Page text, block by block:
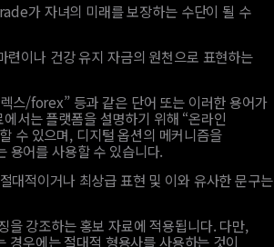
가 자녀의 미래를 보장하는 수단이 될 수
이나 건강 유지 자금의 원천으로 표현하는
스/forex” 등과 같은 단어 또는 이러한 용어가
서는 플랫폼을 설명하기 위해 “온라인
수 있으며, 디지털 옵션의 메커니즘을
어를 사용할 수 있습니다.
대적이거나 최상급 표현 및 이와 유사한 문구는
강조하는 홍보 자료에 적용됩니다. 다만,
경우에는 절대적 형용사를 사용하는 것이